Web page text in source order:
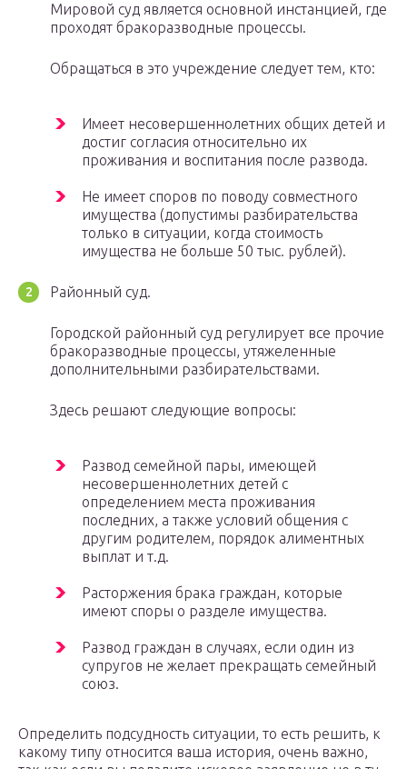
Мировой суд является основной инстанцией, где
проходят бракоразводные процессы.
Обращаться в это учреждение следует тем, кто:
Имеет несовершеннолетних общих детей и
достиг согласия относительно их
проживания и воспитания после развода.
Не имеет споров по поводу совместного
имущества (допустимы разбирательства
только в ситуации, когда стоимость
имущества не больше 50 тыс. рублей).
Районный суд.
Городской районный суд регулирует все прочие
бракоразводные процессы, утяжеленные
дополнительными разбирательствами.
Здесь решают следующие вопросы:
Развод семейной пары, имеющей
несовершеннолетних детей с
определением места проживания
последних, а также условий общения с
другим родителем, порядок алиментных
выплат и т.д.
Расторжения брака граждан, которые
имеют споры о разделе имущества.
Развод граждан в случаях, если один из
супругов не желает прекращать семейный
союз.
Определить подсудность ситуации, то есть решить, к
какому типу относится ваша история, очень важно,